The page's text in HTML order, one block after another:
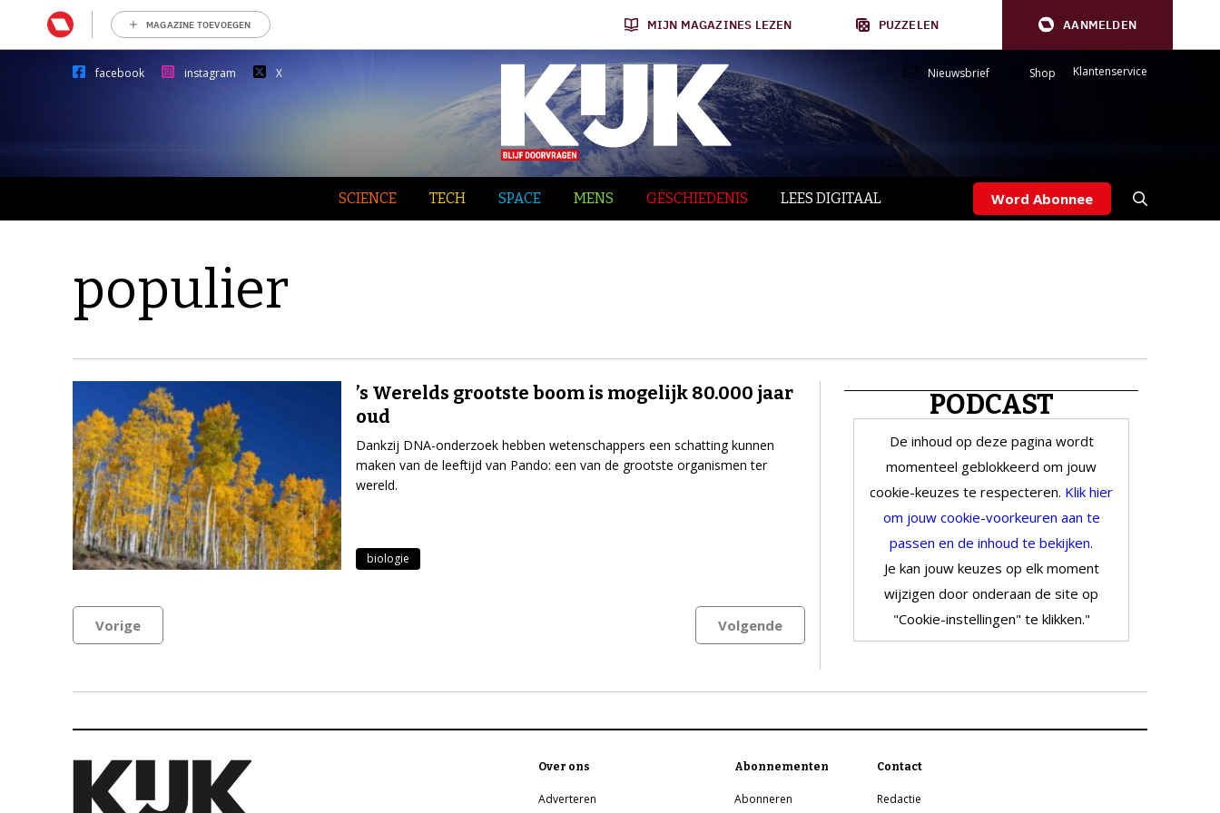
MAGAZINE TOEVOEGEN MIJN MAGAZINES LEZEN PUZZELEN AANMELDEN
facebook instagram X Nieuwsbrief Shop Klantenservice
SCIENCE TECH SPACE MENS GESCHIEDENIS LEES DIGITAAL Word Abonnee
populier
’s Werelds grootste boom is mogelijk 80.000 jaar
oud
Dankzij DNA-onderzoek hebben wetenschappers een schatting kunnen
maken van de leeftijd van Pando: een van de grootste organismen ter
wereld.
biologie
Vorige Volgende
PODCAST
De inhoud op deze pagina wordt
momenteel geblokkeerd om jouw
cookie-keuzes te respecteren. Klik hier
om jouw cookie-voorkeuren aan te
passen en de inhoud te bekijken.
Je kan jouw keuzes op elk moment
wijzigen door onderaan de site op
"Cookie-instellingen" te klikken."
Over ons
Adverteren
Abonnementen
Abonneren
Contact
Redactie